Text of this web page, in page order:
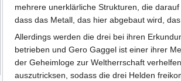
mehrere unerklärliche Strukturen, die
dass das Metall, das hier abgebaut wird,
Allerdings werden die drei bei ihren
betrieben und Gero Gaggel ist einer ihrer
der Geheimloge zur Weltherrschaft
auszutricksen, sodass die drei Helden